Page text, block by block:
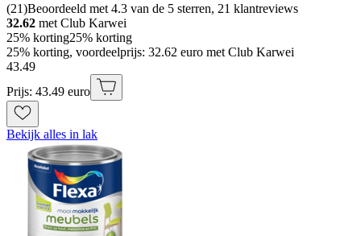
(21)Beoordeeld met 4.3 van de 5 sterren, 21 klantreviews
32.62 met Club Karwei
25% korting25% korting
25% korting, voordeelprijs: 32.62 euro met Club Karwei
43.49
Prijs: 43.49 euro
Bekijk alles in lak